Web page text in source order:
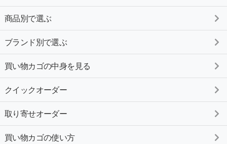
商品別で選ぶ
ブランド別で選ぶ
買い物カゴの中身を見る
クイックオーダー
取り寄せオーダー
買い物カゴの使い方